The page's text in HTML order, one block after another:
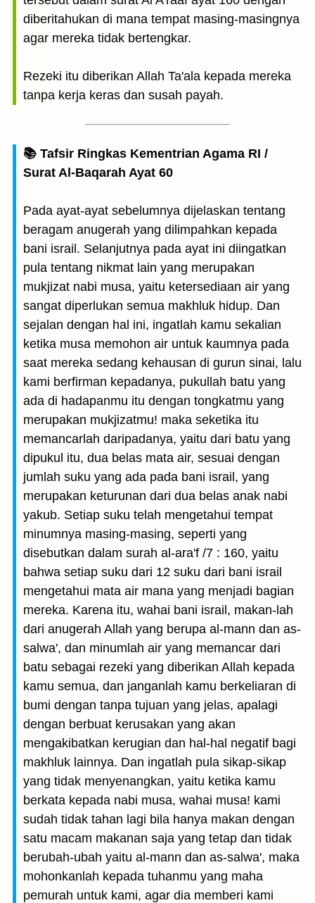
diberitahukan di mana tempat masing-masingnya
agar mereka tidak bertengkar.
Rezeki itu diberikan Allah Ta'ala kepada mereka
tanpa kerja keras dan susah payah.
📚 Tafsir Ringkas Kementrian Agama RI /
Surat Al-Baqarah Ayat 60
Pada ayat-ayat sebelumnya dijelaskan tentang
beragam anugerah yang dilimpahkan kepada
bani israil. Selanjutnya pada ayat ini diingatkan
pula tentang nikmat lain yang merupakan
mukjizat nabi musa, yaitu ketersediaan air yang
sangat diperlukan semua makhluk hidup. Dan
sejalan dengan hal ini, ingatlah kamu sekalian
ketika musa memohon air untuk kaumnya pada
saat mereka sedang kehausan di gurun sinai, lalu
kami berfirman kepadanya, pukullah batu yang
ada di hadapanmu itu dengan tongkatmu yang
merupakan mukjizatmu! maka seketika itu
memancarlah daripadanya, yaitu dari batu yang
dipukul itu, dua belas mata air, sesuai dengan
jumlah suku yang ada pada bani israil, yang
merupakan keturunan dari dua belas anak nabi
yakub. Setiap suku telah mengetahui tempat
minumnya masing-masing, seperti yang
disebutkan dalam surah al-ara'f /7 : 160, yaitu
bahwa setiap suku dari 12 suku dari bani israil
mengetahui mata air mana yang menjadi bagian
mereka. Karena itu, wahai bani israil, makan-lah
dari anugerah Allah yang berupa al-mann dan as-
salwa', dan minumlah air yang memancar dari
batu sebagai rezeki yang diberikan Allah kepada
kamu semua, dan janganlah kamu berkeliaran di
bumi dengan tanpa tujuan yang jelas, apalagi
dengan berbuat kerusakan yang akan
mengakibatkan kerugian dan hal-hal negatif bagi
makhluk lainnya. Dan ingatlah pula sikap-sikap
yang tidak menyenangkan, yaitu ketika kamu
berkata kepada nabi musa, wahai musa! kami
sudah tidak tahan lagi bila hanya makan dengan
satu macam makanan saja yang tetap dan tidak
berubah-ubah yaitu al-mann dan as-salwa', maka
mohonkanlah kepada tuhanmu yang maha
pemurah untuk kami, agar dia memberi kami